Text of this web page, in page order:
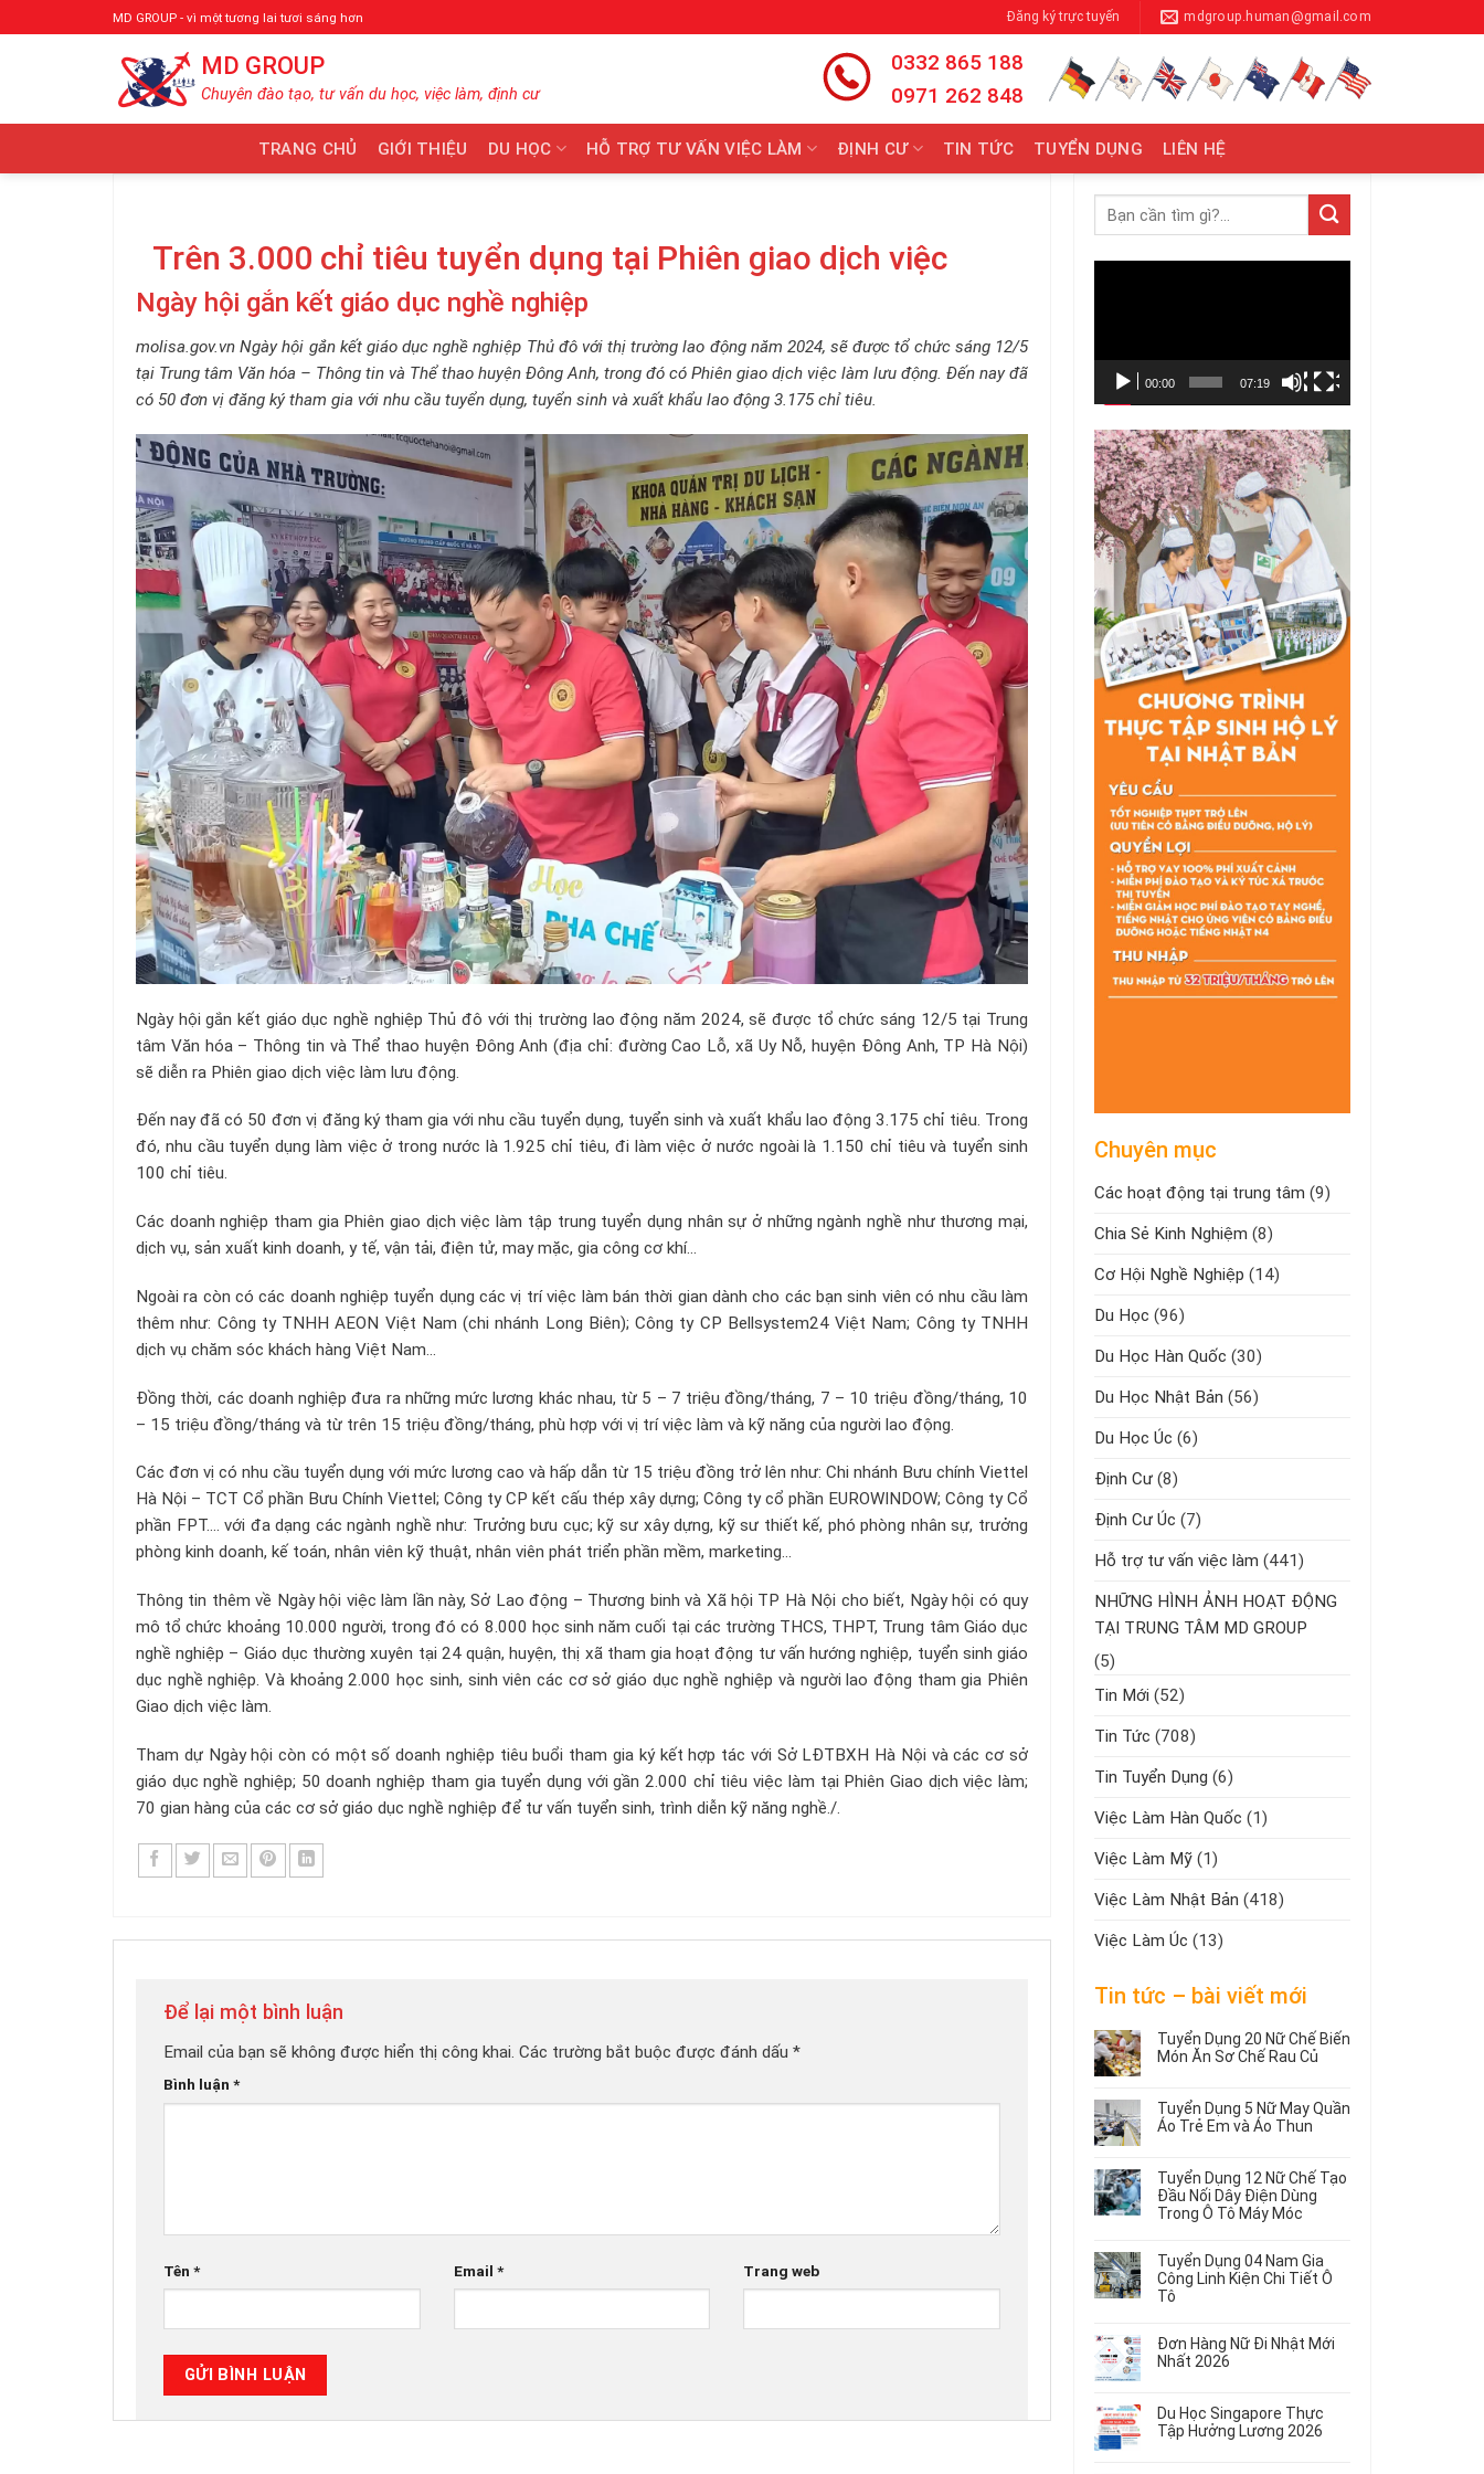
qua
MD GROUP - vì một tương lai tươi sáng hơn Đăng ký trực tuyến mdgroup.human@gmail.com
MD GROUP
Chuyên đào tạo, tư vấn du học, việc làm, định cư
0332 865 188
0971 262 848
TRANG CHỦ GIỚI THIỆU DU HỌC HỖ TRỢ TƯ VẤN VIỆC LÀM ĐỊNH CƯ TIN TỨC TUYỂN DỤNG LIÊN HỆ
Trên 3.000 chỉ tiêu tuyển dụng tại Phiên giao dịch việc
Ngày hội gắn kết giáo dục nghề nghiệp
molisa.gov.vn Ngày hội gắn kết giáo dục nghề nghiệp Thủ đô với thị trường lao động năm 2024, sẽ được tổ chức sáng 12/5
tại Trung tâm Văn hóa – Thông tin và Thể thao huyện Đông Anh, trong đó có Phiên giao dịch việc làm lưu động. Đến nay đã
có 50 đơn vị đăng ký tham gia với nhu cầu tuyển dụng, tuyển sinh và xuất khẩu lao động 3.175 chỉ tiêu.
Ngày hội gắn kết giáo dục nghề nghiệp Thủ đô với thị trường lao động năm 2024, sẽ được tổ chức sáng 12/5 tại Trung
tâm Văn hóa – Thông tin và Thể thao huyện Đông Anh (địa chỉ: đường Cao Lỗ, xã Uy Nỗ, huyện Đông Anh, TP Hà Nội)
sẽ diễn ra Phiên giao dịch việc làm lưu động.
Đến nay đã có 50 đơn vị đăng ký tham gia với nhu cầu tuyển dụng, tuyển sinh và xuất khẩu lao động 3.175 chỉ tiêu. Trong
đó, nhu cầu tuyển dụng làm việc ở trong nước là 1.925 chỉ tiêu, đi làm việc ở nước ngoài là 1.150 chỉ tiêu và tuyển sinh
100 chỉ tiêu.
Các doanh nghiệp tham gia Phiên giao dịch việc làm tập trung tuyển dụng nhân sự ở những ngành nghề như thương mại,
dịch vụ, sản xuất kinh doanh, y tế, vận tải, điện tử, may mặc, gia công cơ khí…
Ngoài ra còn có các doanh nghiệp tuyển dụng các vị trí việc làm bán thời gian dành cho các bạn sinh viên có nhu cầu làm
thêm như: Công ty TNHH AEON Việt Nam (chi nhánh Long Biên); Công ty CP Bellsystem24 Việt Nam; Công ty TNHH
dịch vụ chăm sóc khách hàng Việt Nam…
Đồng thời, các doanh nghiệp đưa ra những mức lương khác nhau, từ 5 – 7 triệu đồng/tháng, 7 – 10 triệu đồng/tháng, 10
– 15 triệu đồng/tháng và từ trên 15 triệu đồng/tháng, phù hợp với vị trí việc làm và kỹ năng của người lao động.
Các đơn vị có nhu cầu tuyển dụng với mức lương cao và hấp dẫn từ 15 triệu đồng trở lên như: Chi nhánh Bưu chính Viettel
Hà Nội – TCT Cổ phần Bưu Chính Viettel; Công ty CP kết cấu thép xây dựng; Công ty cổ phần EUROWINDOW; Công ty Cổ
phần FPT…. với đa dạng các ngành nghề như: Trưởng bưu cục; kỹ sư xây dựng, kỹ sư thiết kế, phó phòng nhân sự, trưởng
phòng kinh doanh, kế toán, nhân viên kỹ thuật, nhân viên phát triển phần mềm, marketing…
Thông tin thêm về Ngày hội việc làm lần này, Sở Lao động – Thương binh và Xã hội TP Hà Nội cho biết, Ngày hội có quy
mô tổ chức khoảng 10.000 người, trong đó có 8.000 học sinh năm cuối tại các trường THCS, THPT, Trung tâm Giáo dục
nghề nghiệp – Giáo dục thường xuyên tại 24 quận, huyện, thị xã tham gia hoạt động tư vấn hướng nghiệp, tuyển sinh giáo
dục nghề nghiệp. Và khoảng 2.000 học sinh, sinh viên các cơ sở giáo dục nghề nghiệp và người lao động tham gia Phiên
Giao dịch việc làm.
Tham dự Ngày hội còn có một số doanh nghiệp tiêu buổi tham gia ký kết hợp tác với Sở LĐTBXH Hà Nội và các cơ sở
giáo dục nghề nghiệp; 50 doanh nghiệp tham gia tuyển dụng với gần 2.000 chỉ tiêu việc làm tại Phiên Giao dịch việc làm;
70 gian hàng của các cơ sở giáo dục nghề nghiệp để tư vấn tuyển sinh, trình diễn kỹ năng nghề./.
Để lại một bình luận
Email của bạn sẽ không được hiển thị công khai. Các trường bắt buộc được đánh dấu *
Bình luận *
Tên * Email * Trang web
00:00 07:19
Chuyên mục
Các hoạt động tại trung tâm (9)
Chia Sẻ Kinh Nghiệm (8)
Cơ Hội Nghề Nghiệp (14)
Du Học (96)
Du Học Hàn Quốc (30)
Du Học Nhật Bản (56)
Du Học Úc (6)
Định Cư (8)
Định Cư Úc (7)
Hỗ trợ tư vấn việc làm (441)
NHỮNG HÌNH ẢNH HOẠT ĐỘNG
TẠI TRUNG TÂM MD GROUP
(5)
Tin Mới (52)
Tin Tức (708)
Tin Tuyển Dụng (6)
Việc Làm Hàn Quốc (1)
Việc Làm Mỹ (1)
Việc Làm Nhật Bản (418)
Việc Làm Úc (13)
Tin tức – bài viết mới
Tuyển Dụng 20 Nữ Chế Biến
Món Ăn Sơ Chế Rau Củ
có
bình
luận
Tuyển
Dụng
20
Nữ
Biến
Món
Ăn
Rau
Củ
Tuyển Dụng 5 Nữ May Quần
Áo Trẻ Em và Áo Thun
có
bình
luận
ở
Dụng
5
Nữ
May
Áo
Trẻ
Áo
Thun
Tuyển Dụng 12 Nữ Chế Tạo
Đầu Nối Dây Điện Dùng
Trong Ô Tô Máy Móc
có
bình
luận
ở
Dụng
12
Tạo
Đầu
Tuyển Dụng 04 Nam Gia
Công Linh Kiện Chi Tiết Ô
Tô
có
bình
luận
Tuyển
Dụng
04
Đơn Hàng Nữ Đi Nhật Mới
Nhất 2026
có
bình
luận
Du Học Singapore Thực
Tập Hưởng Lương 2026